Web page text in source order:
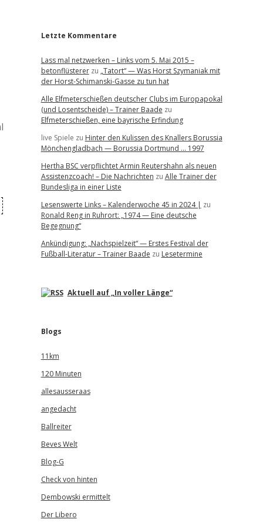
Letzte Kommentare
Lass mal netzwerken – Links vom 5. Mai 2015 –
betonflüstererzu „Tatort“ — Was Horst Szymaniak mit
der Horst-Schimanski-Gasse zu tun hat
Alle Elfmeterschießen deutscher Clubs im Europapokal
(und Losentscheide) – Trainer Baade zu
Elfmeterschießen, eine bayrische Erfindung
live Spiele zu Hinter den Kulissen des Knallers Borussia
Mönchengladbach — Borussia Dortmund … 1997
Hertha BSC verpflichtet Armin Reutershahn als neuen
Assistenzcoach! – Die Nachrichten zu Alle Trainer der
Bundesliga in einer Liste
Lesenswerte Links – Kalenderwoche 45 in 2024 | zu
Ronald Reng in Ruhrort: „1974 — Eine deutsche
Begegnung“
Ankündigung: „Nachspielzeit“ — Erstes Festival der
Fußball-Literatur – Trainer Baade zu Lesetermine
Aktuell auf „In voller Länge“
Blogs
11km
120 Minuten
allesausseraas
angedacht
Ballreiter
Beves Welt
Blog-G
Check von hinten
Dembowski ermittelt
Der Libero